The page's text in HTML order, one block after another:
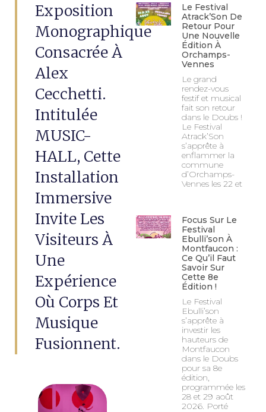
Exposition
Monographique
Consacrée À
Alex
Cecchetti.
Intitulée
MUSIC-
HALL, Cette
Installation
Immersive
Invite Les
Visiteurs À
Une
Expérience
Où Corps Et
Musique
Fusionnent.
Le Festival
Atrack’Son De
Retour Pour
Une Nouvelle
Édition À
Orchamps-
Vennes
Le grand
rendez-vous
festif et musical
fait son retour
dans le Doubs !
Le Festival
Atrack’Son
s’apprête à
enflammer la
commune
d’Orchamps-
Vennes les 22 et
Focus Sur Le
Festival
Ebulli’son À
Montfaucon :
Ce Qu’il Faut
Savoir Sur
Cette 8e
Édition !
Le Festival
Ebulli’son
s’apprête à
investir les
hauteurs de
Montfaucon
dans le Doubs
pour sa 8e
édition,
programmée les
28 et 29 août
2026. Porté